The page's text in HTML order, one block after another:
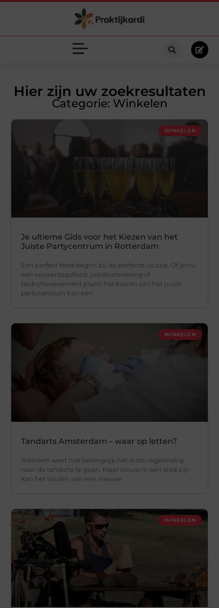
Hier zijn uw zoekresultaten
Categorie: Winkelen
WINKELEN
Je ultieme Gids voor het Kiezen van het
Juiste Partycentrum in Rotterdam
Een perfect feest begint bij de perfecte locatie. Of je nu
een verjaardagsfeest, jubileumviering of
bedrijfsevenement plant, het kiezen van het juiste
partycentrum kan een
WINKELEN
Tandarts Amsterdam – waar op letten?
Iedereen weet hoe belangrijk het is om regelmatig
naar de tandarts te gaan. Maar nieuw in een stad zijn
kan het vinden van een nieuwe
WINKELEN